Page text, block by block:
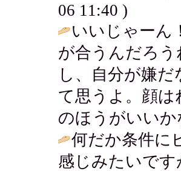
06 11:40 )
いいじゃーん
が合うんだろ
し、自分が嫌
て思うよ。顔
のほうがいい
何だか条件に
感じみたいで